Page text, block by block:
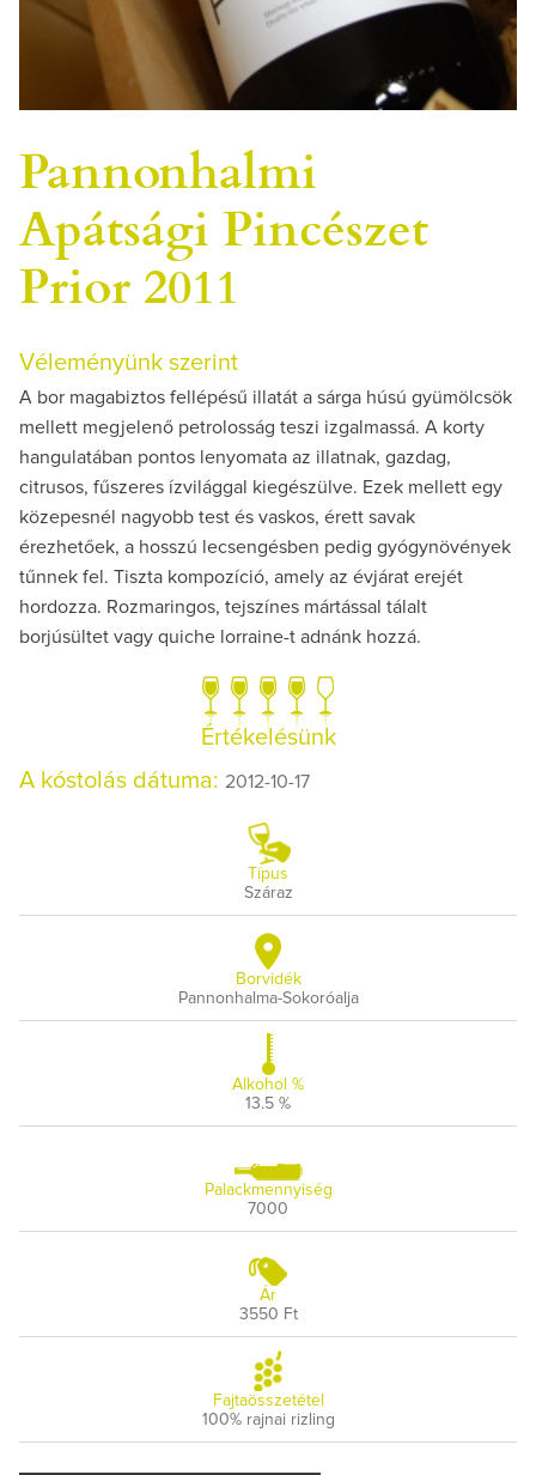
Pannonhalmi
Apátsági Pincészet
Prior 2011
Véleményünk szerint
A bor magabiztos fellépésű illatát a sárga húsú gyümölcsök
mellett megjelenő petrolosság teszi izgalmassá. A korty
hangulatában pontos lenyomata az illatnak, gazdag,
citrusos, fűszeres ízvilággal kiegészülve. Ezek mellett egy
közepesnél nagyobb test és vaskos, érett savak
érezhetőek, a hosszú lecsengésben pedig gyógynövények
tűnnek fel. Tiszta kompozíció, amely az évjárat erejét
hordozza. Rozmaringos, tejszínes mártással tálalt
borjúsültet vagy quiche lorraine-t adnánk hozzá.
Értékelésünk
A kóstolás dátuma: 2012-10-17
Típus
Száraz
Borvidék
Pannonhalma-Sokoróalja
Alkohol %
13.5 %
Palackmennyiség
7000
Ár
3550 Ft
Fajtaösszetétel
100% rajnai rizling